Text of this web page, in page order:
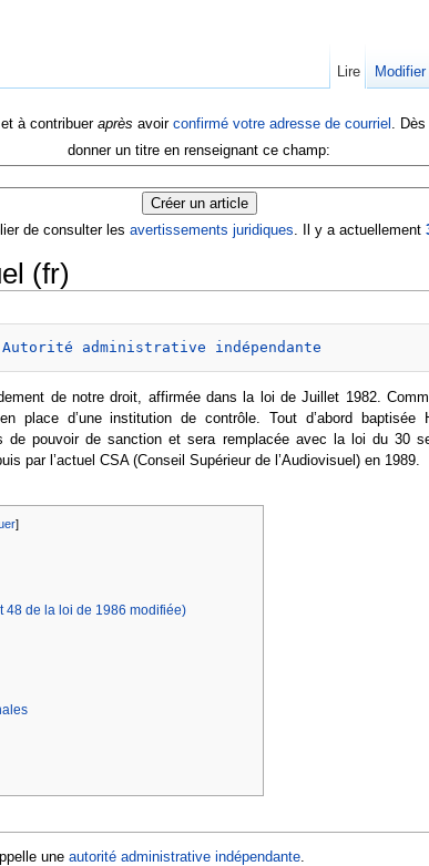
et à contribuer après avoir confirmé votre adresse de courriel .
donner un titre en renseignant ce champ:
de consulter les avertissements juridiques. Il y a actuellement
(fr)
Autorité administrative indépendante
de notre droit, affirmée dans la loi de Juillet 1982.
place d’une institution de contrôle. Tout d’abord baptisée
de pouvoir de sanction et sera remplacée avec la loi du 30
par l’actuel CSA (Conseil Supérieur de l’Audiovisuel) en 1989.
]
48 de la loi de 1986 modifiée)
une autorité administrative indépendante
Lire Modifier